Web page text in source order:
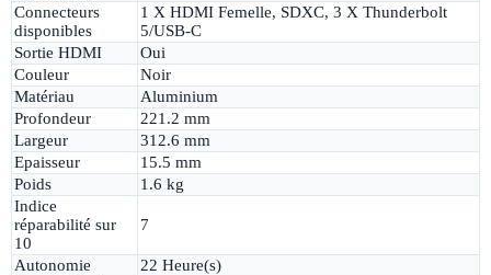
Connecteurs
disponibles
1 X HDMI Femelle, SDXC, 3 X Thunderbolt
5/USB-C
Sortie HDMI
Oui
Couleur
Noir
Matériau
Aluminium
Profondeur
221.2 mm
Largeur
312.6 mm
Epaisseur
15.5 mm
Poids
1.6 kg
Indice
réparabilité sur
10
7
Autonomie
22 Heure(s)